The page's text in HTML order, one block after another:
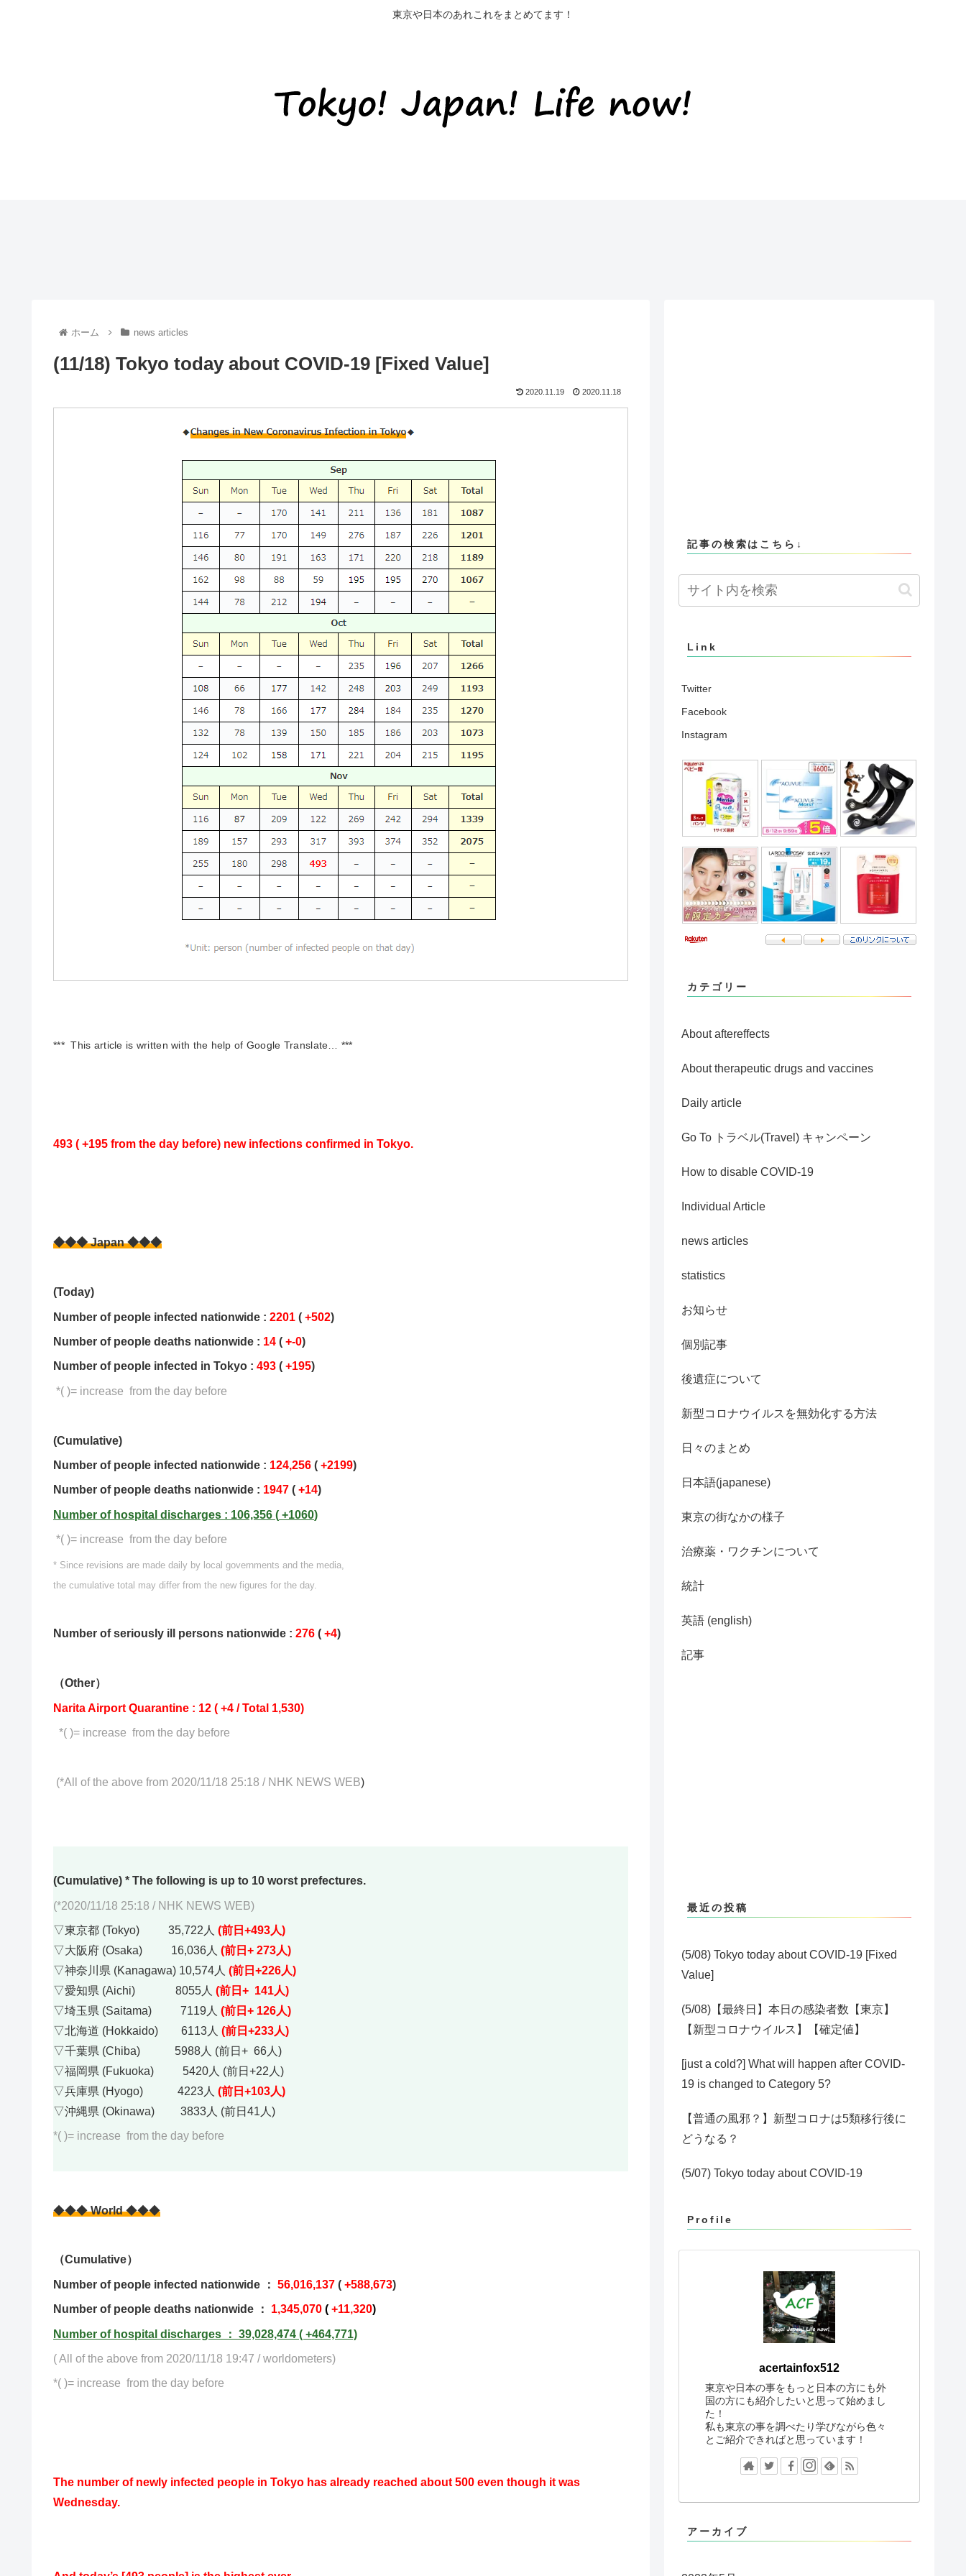
東京や日本のあれこれをまとめてます！
ホーム news articles
(11/18) Tokyo today about COVID-19 [Fixed Value]
2020.11.19 2020.11.18
*** This article is written with the help of Google Translate… ***
493 ( +195 from the day before) new infections confirmed in Tokyo.
◆◆◆ Japan ◆◆◆
(Today)
Number of people infected nationwide : 2201 ( +502)
Number of people deaths nationwide : 14 ( +-0)
Number of people infected in Tokyo : 493 ( +195)
*( )= increase from the day before
(Cumulative)
Number of people infected nationwide : 124,256 ( +2199)
Number of people deaths nationwide : 1947 ( +14)
Number of hospital discharges : 106,356 ( +1060)
*( )= increase from the day before
* Since revisions are made daily by local governments and the media,
the cumulative total may differ from the new figures for the day.
Number of seriously ill persons nationwide : 276 ( +4)
（Other）
Narita Airport Quarantine : 12 ( +4 / Total 1,530)
*( )= increase from the day before
(*All of the above from 2020/11/18 25:18 /NHK NEWS WEB)
(Cumulative) * The following is up to 10 worst prefectures.
(*2020/11/18 25:18 / NHK NEWS WEB)
▽東京都 (Tokyo) 35,722人 (前日+493人)
▽大阪府 (Osaka) 16,036人 (前日+ 273人)
▽神奈川県 (Kanagawa) 10,574人 (前日+226人)
▽愛知県 (Aichi) 8055人 (前日+ 141人)
▽埼玉県 (Saitama) 7119人 (前日+ 126人)
▽北海道 (Hokkaido) 6113人 (前日+233人)
▽千葉県 (Chiba) 5988人 (前日+ 66人)
▽福岡県 (Fukuoka) 5420人 (前日+22人)
▽兵庫県 (Hyogo) 4223人 (前日+103人)
▽沖縄県 (Okinawa) 3833人 (前日41人)
*( )= increase from the day before
◆◆◆World◆◆◆
（Cumulative）
Number of people infected nationwide ： 56,016,137 ( +588,673)
Number of people deaths nationwide ： 1,345,070 ( +11,320)
Number of hospital discharges ： 39,028,474 ( +464,771)
( All of the above from 2020/11/18 19:47 / worldometers)
*( )= increase from the day before
The number of newly infected people in Tokyo has already reached about 500 even though it was
Wednesday.
記事の検索はこちら↓
Link
Twitter
Facebook
Instagram
カテゴリー
About aftereffects
About therapeutic drugs and vaccines
Daily article
Go To トラベル(Travel) キャンペーン
How to disable COVID-19
Individual Article
news articles
statistics
お知らせ
個別記事
後遺症について
新型コロナウイルスを無効化する方法
日々のまとめ
日本語(japanese)
東京の街なかの様子
治療薬・ワクチンについて
統計
英語 (english)
記事
最近の投稿
(5/08) Tokyo today about COVID-19 [Fixed
Value]
(5/08)【最終日】本日の感染者数【東京】
【新型コロナウイルス】【確定値】
[just a cold?] What will happen after COVID-
19 is changed to Category 5?
【普通の風邪？】新型コロナは5類移行後に
どうなる？
(5/07) Tokyo today about COVID-19
Profile
acertainfox512
東京や日本の事をもっと日本の方にも外
国の方にも紹介したいと思って始めまし
た！
私も東京の事を調べたり学びながら色々
とご紹介できればと思っています！
アーカイブ